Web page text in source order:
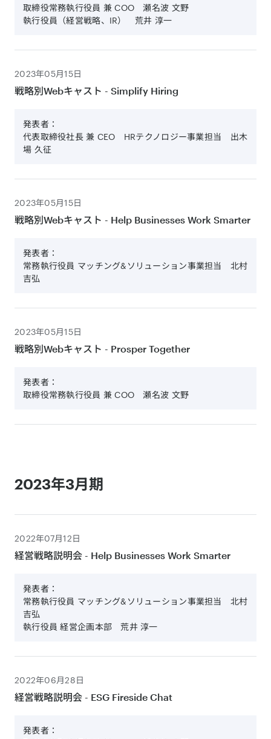
取締役常務執行役員 兼 COO 瀬名波 文野
執行役員（経営戦略、IR） 荒井 淳一
2023年05月15日
戦略別Webキャスト - Simplify Hiring
発表者：
代表取締役社長 兼 CEO HRテクノロジー事業担当 出木
場 久征
2023年05月15日
戦略別Webキャスト - Help Businesses Work Smarter
発表者：
常務執行役員 マッチング&ソリューション事業担当 北村
吉弘
2023年05月15日
戦略別Webキャスト - Prosper Together
発表者：
取締役常務執行役員 兼 COO 瀬名波 文野
2023年3月期
2022年07月12日
経営戦略説明会 - Help Businesses Work Smarter
発表者：
常務執行役員 マッチング&ソリューション事業担当 北村
吉弘
執行役員 経営企画本部 荒井 淳一
2022年06月28日
経営戦略説明会 - ESG Fireside Chat
発表者：